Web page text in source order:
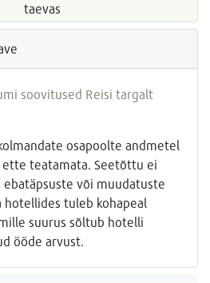
taevas
soovitused Reisi targalt
osapoolte andmetel
teatamata. Seetõttu ei
või muudatuste
hotellides tuleb kohapeal
suurus sõltub hotelli
ööde arvust.